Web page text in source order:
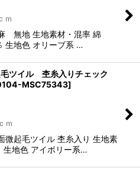
ｍ
無地 生地素材・混率 綿
地色 オリーブ系 …
ツイル 杢糸入りチェック
MSC75343]
ｍ
微起毛ツイル 杢糸入り 生地素
生地色 アイボリー系…